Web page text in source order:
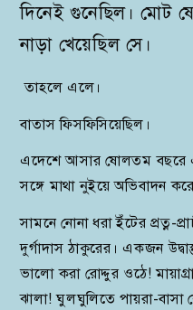
দিনেই গুনেছিল। মোট
নাড়া খেয়েছিল সে।
তাহলে এলে।
বাতাস ফিসফিসিয়েছিল।
এদেশে আসার ষোলতম বছরে
সঙ্গে মাথা নুইয়ে অভিবাদন
সামনে নোনা ধরা ইঁটের প্রত্ন-
দুর্গাদাস ঠাকুরের। একজন
ভালো করা রোদ্দুর ওঠে!
ঝালা! ঘুলঘুলিতে পায়রা-